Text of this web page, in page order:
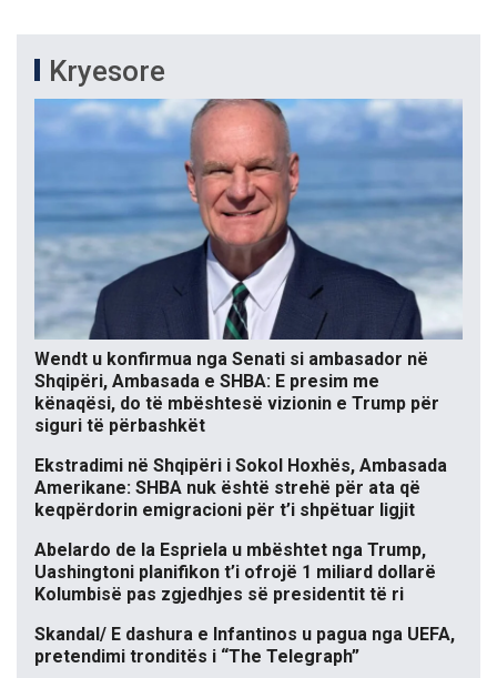
Kryesore
Wendt u konfirmua nga Senati si ambasador në
Shqipëri, Ambasada e SHBA: E presim me
kënaqësi, do të mbështesë vizionin e Trump për
siguri të përbashkët
Ekstradimi në Shqipëri i Sokol Hoxhës, Ambasada
Amerikane: SHBA nuk është strehë për ata që
keqpërdorin emigracioni për t’i shpëtuar ligjit
Abelardo de la Espriela u mbështet nga Trump,
Uashingtoni planifikon t’i ofrojë 1 miliard dollarë
Kolumbisë pas zgjedhjes së presidentit të ri
Skandal/ E dashura e Infantinos u pagua nga UEFA,
pretendimi tronditës i “The Telegraph”